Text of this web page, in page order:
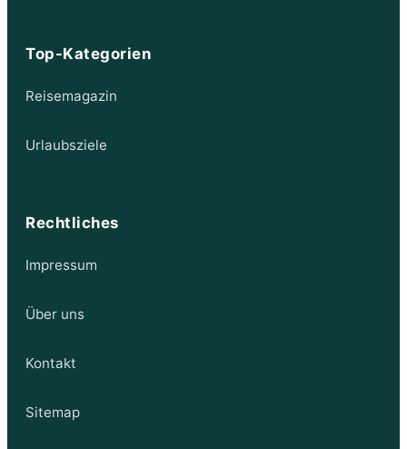
Top-Kategorien
Reisemagazin
Urlaubsziele
Rechtliches
Impressum
Über uns
Kontakt
Sitemap